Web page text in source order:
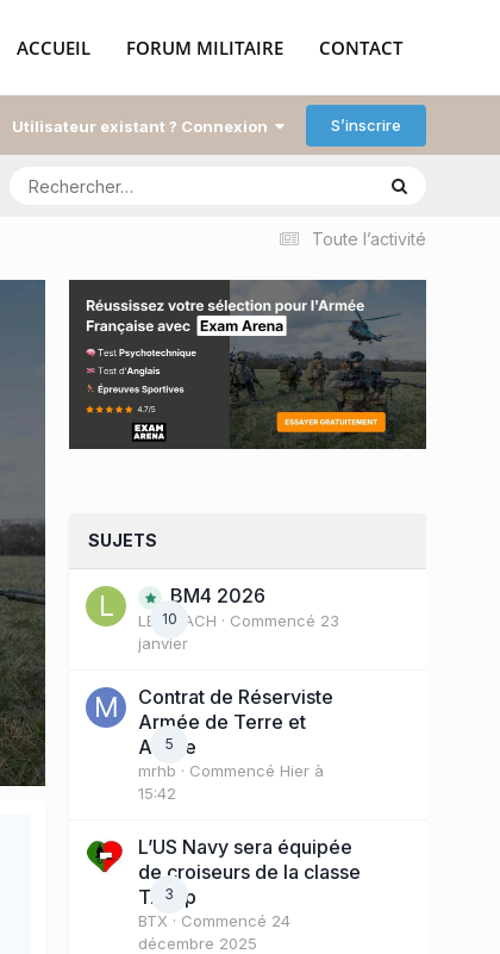
ACCUEIL FORUM MILITAIRE CONTACT
Utilisateur existant ? Connexion S’inscrire
Toute l’activité
SUJETS
10
BM4 2026
LE COACH · Commencé 23
janvier
5
Contrat de Réserviste
Armée de Terre et
Active
mrhb · Commencé Hier à
15:42
3
L’US Navy sera équipée
de croiseurs de la classe
Trump
BTX · Commencé 24
décembre 2025